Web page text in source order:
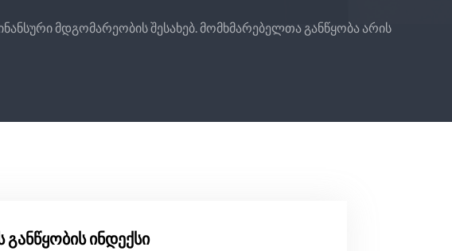
მდგომარეობის შესახებ. მომხმარებელთა განწყობა არის
ინდექსი